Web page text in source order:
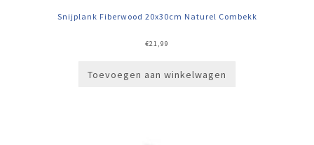
Snijplank Fiberwood 20x30cm Naturel Combekk
€21,99
Toevoegen aan winkelwagen